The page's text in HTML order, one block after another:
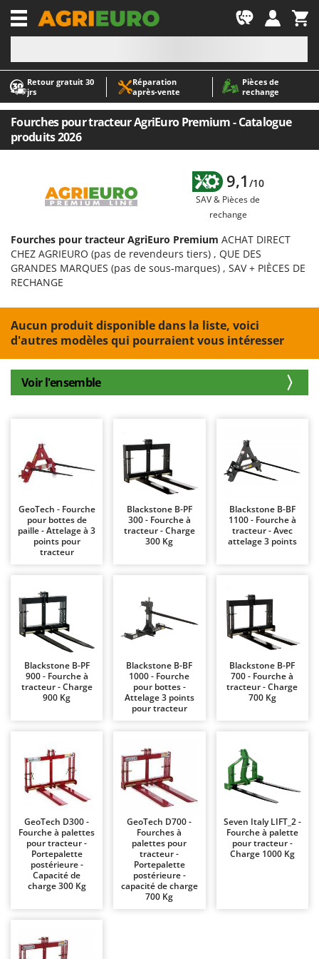
Retour gratuit 30
jrs
Réparation
après‑vente
Pièces de
rechange
-1
A
Abris de jardin
Accessoires pour tracteurs tondeuses autoportés
Aérateurs Scarificateurs pour gazon
Aspirateurs - Balais Électriques
Aspirateurs à cendres
Aspirateurs de piscine
Aspirateurs Multifonctions
Atomiseurs agricoles pour tracteurs
Atomiseurs pour traitements
Autolaveuses
Autres produits
B
Balayeuses
Bennes pour tracteur
Brosses pour sols extérieurs
Broyeurs à axe horizontal pour tracteur
Broyeurs de branches et végétaux
C
Chargeurs de batterie - Démarreurs
Charrues pour tracteur
Chaudrons électriques pour polenta
Cisailles à gazon à batterie
Cisailles taille-haies manuelles
Compresseurs pour la récolte des olives et la taille
Coupe-bordures - Trimmers
Coupe-branches
Couveuses à œufs
Cultivateurs Tiller à ressorts - Extirpateurs
Débroussailleuses
Décompacteurs agricoles
Déplaqueuses de gazon
A
AgriEuro Premium
AgriEuro TOP-LINE
Airmec
ALA 2000
Alce
Alpina
Ama
Ambrogio Robot
Annovi Reverberi
ANTHBOT
Archman
Argo
Ariete
Artus
Attila
Ausonia
B
Baesso
Bahco
Barbieri
Batavia
Benassi
Bernardi
Bertolini Pumps
Besser Vacuum
Bestway
Beta tools
Bissell
Black & Decker
Bomet
Fourches pour tracteur AgriEuro Premium - Catalogue
produits 2026
9,1 /10
SAV & Pièces de
rechange
Fourches pour tracteur AgriEuro Premium ACHAT DIRECT
CHEZ AGRIEURO (pas de revendeurs tiers) , QUE DES
GRANDES MARQUES (pas de sous-marques) , SAV + PIÈCES DE
RECHANGE
Aucun produit disponible dans la liste, voici
d'autres modèles qui pourraient vous intéresser
Voir l'ensemble
GeoTech - Fourche
pour bottes de
paille - Attelage à 3
points pour
tracteur
Blackstone B-PF
300 - Fourche à
tracteur - Charge
300 Kg
Blackstone B-BF
1100 - Fourche à
tracteur - Avec
attelage 3 points
Blackstone B-PF
900 - Fourche à
tracteur - Charge
900 Kg
Blackstone B-BF
1000 - Fourche
pour bottes -
Attelage 3 points
pour tracteur
Blackstone B-PF
700 - Fourche à
tracteur - Charge
700 Kg
GeoTech D300 -
Fourche à palettes
pour tracteur -
Portepalette
postérieure -
Capacité de
charge 300 Kg
GeoTech D700 -
Fourches à
palettes pour
tracteur -
Portepalette
postérieure -
capacité de charge
700 Kg
Seven Italy LIFT_2 -
Fourche à palette
pour tracteur -
Charge 1000 Kg